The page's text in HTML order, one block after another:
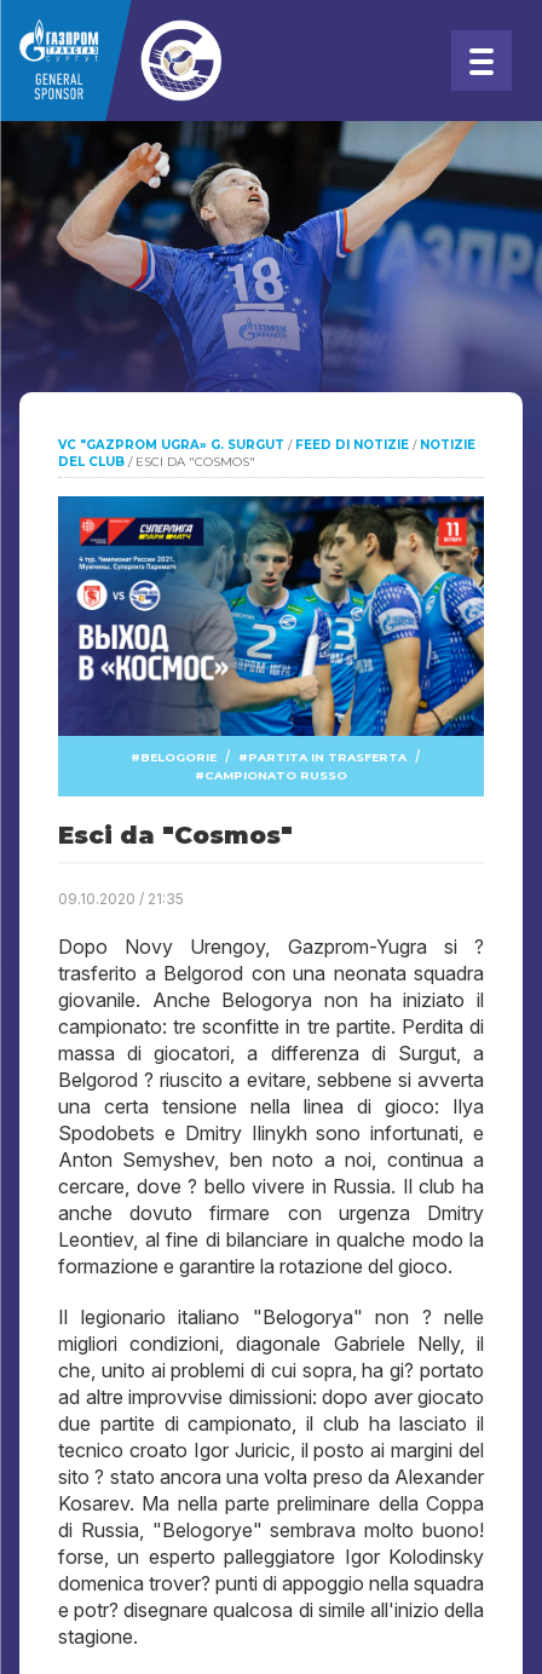
VC "GAZPROM UGRA» G. SURGUT / FEED DI NOTIZIE / NOTIZIE
DEL CLUB / ESCI DA "COSMOS"
BELOGORIE / PARTITA IN TRASFERTA /
CAMPIONATO RUSSO
Esci da "Cosmos"
09.10.2020 / 21:35
Dopo Novy Urengoy, Gazprom-Yugra si ?
trasferito a Belgorod con una neonata squadra
giovanile. Anche Belogorya non ha iniziato il
campionato: tre sconfitte in tre partite. Perdita di
massa di giocatori, a differenza di Surgut, a
Belgorod ? riuscito a evitare, sebbene si avverta
una certa tensione nella linea di gioco: Ilya
Spodobets e Dmitry Ilinykh sono infortunati, e
Anton Semyshev, ben noto a noi, continua a
cercare, dove ? bello vivere in Russia. Il club ha
anche dovuto firmare con urgenza Dmitry
Leontiev, al fine di bilanciare in qualche modo la
formazione e garantire la rotazione del gioco.
Il legionario italiano "Belogorya" non ? nelle
migliori condizioni, diagonale Gabriele Nelly, il
che, unito ai problemi di cui sopra, ha gi? portato
ad altre improvvise dimissioni: dopo aver giocato
due partite di campionato, il club ha lasciato il
tecnico croato Igor Juricic, il posto ai margini del
sito ? stato ancora una volta preso da Alexander
Kosarev. Ma nella parte preliminare della Coppa
di Russia, "Belogorye" sembrava molto buono!
forse, un esperto palleggiatore Igor Kolodinsky
domenica trover? punti di appoggio nella squadra
e potr? disegnare qualcosa di simile all'inizio della
stagione.